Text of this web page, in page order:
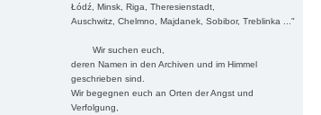
Łódź, Minsk, Riga, Theresienstadt,
Auschwitz, Chelmno, Majdanek, Sobibor, Treblinka ..."
Wir suchen euch,
deren Namen in den Archiven und im Himmel
geschrieben sind.
Wir begegnen euch an Orten der Angst und
Verfolgung,